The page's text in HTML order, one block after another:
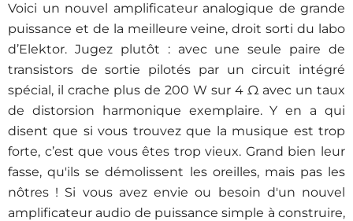
Voici un nouvel amplificateur analogique de grande
puissance et de la meilleure veine, droit sorti du labo
d’Elektor. Jugez plutôt : avec une seule paire de
transistors de sortie pilotés par un circuit intégré
spécial, il crache plus de 200 W sur 4 Ω avec un taux
de distorsion harmonique exemplaire. Y en a qui
disent que si vous trouvez que la musique est trop
forte, c’est que vous êtes trop vieux. Grand bien leur
fasse, qu'ils se démolissent les oreilles, mais pas les
nôtres ! Si vous avez envie ou besoin d'un nouvel
amplificateur audio de puissance simple à construire,